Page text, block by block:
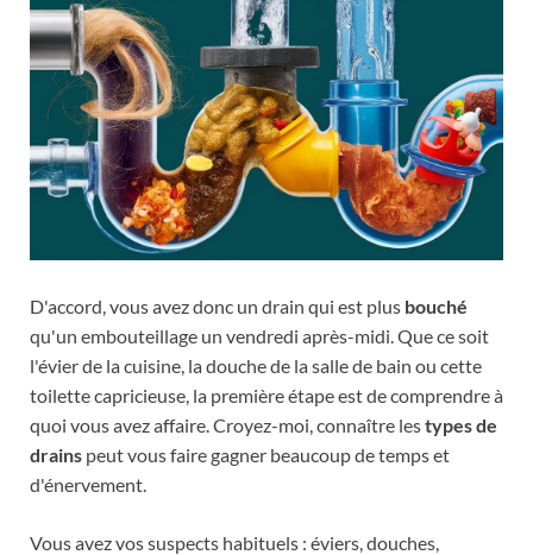
D'accord, vous avez donc un drain qui est plus bouché
qu'un embouteillage un vendredi après-midi. Que ce soit
l'évier de la cuisine, la douche de la salle de bain ou cette
toilette capricieuse, la première étape est de comprendre à
quoi vous avez affaire. Croyez-moi, connaître lestypes de
drains peut vous faire gagner beaucoup de temps et
d'énervement.
Vous avez vos suspects habituels : éviers, douches,